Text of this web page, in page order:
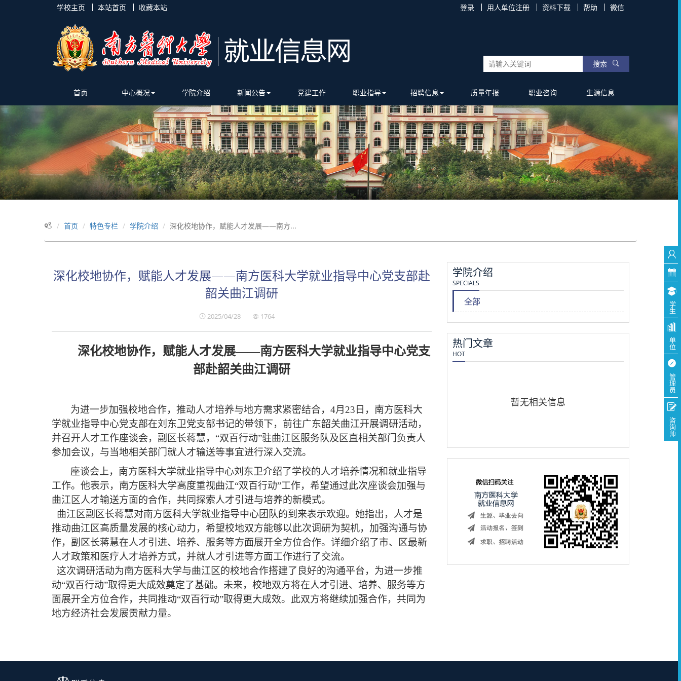
学校主页 本站首页 收藏本站 登录 用人单位注册 资料下载 帮助 微信
搜索
首页 中心概况 学院介绍 新闻公告 党建工作 职业指导 招聘信息 质量年报 职业咨询 生源信息
首页 特色专栏 学院介绍 深化校地协作，赋能人才发展——南方...
深化校地协作，赋能人才发展——南方医科大学就业指导中心党支部赴
韶关曲江调研
2025/04/28 1764
深化校地协作，赋能人才发展——南方医科大学就业指导中心党支
部赴韶关曲江调研
为进一步加强校地合作，推动人才培养与地方需求紧密结合， 4月23日， 南方医科大
学就业指导中心党支部在刘东卫党支部书记的带领下， 前往广东韶关曲江开展调研活动，
并召开人才工作座谈会，副区长蒋慧， “双百行动”驻曲江区服务队及区直相关部门负责人
参加会议， 与当地相关部门就人才输送等事宜进行深入交流。
座谈会上，南方医科大学就业指导中心刘东卫介绍了学校的人才培养情况和就业指导
工作。他表示，南方医科大学高度重视曲江“双百行动”工作，希望通过此次座谈会加强与
曲江区人才输送方面的合作，共同探索人才引进与培养的新模式。
曲江区副区长蒋慧对南方医科大学就业指导中心团队的到来表示欢迎。她指出，人才是
推动曲江区高质量发展的核心动力，希望校地双方能够以此次调研为契机，加强沟通与协
作，副区长蒋慧在人才引进、培养、服务等方面展开全方位合作。 详细介绍了市、区最新
人才政策和医疗人才培养方式，并就人才引进等方面工作进行了交流。
这次调研活动为南方医科大学与曲江区的校地合作搭建了良好的沟通平台，为进一步推
动“双百行动”取得更大成效奠定了基础。未来， 校地双方将在人才引进、培养、服务等方
面展开全方位合作，共同推动“双百行动”取得更大成效。 此双方将继续加强合作，共同为
地方经济社会发展贡献力量。
学院介绍
SPECIALS
全部
热门文章
HOT
暂无相关信息
学生
单位
管理员
咨询师